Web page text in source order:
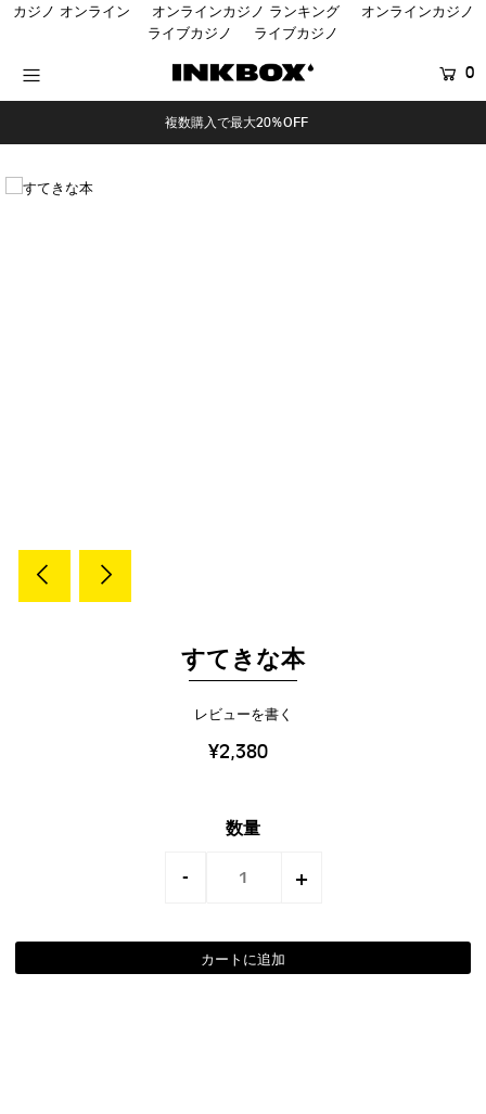
カジノ オンライン オンラインカジノ ランキング
オンラインカジノ
ライブカジノ
ライブカジノ
0
複数購入で最大20%OFF
すてきな本
レビューを書く
¥2,380
数量
- +
COLLECTIONS